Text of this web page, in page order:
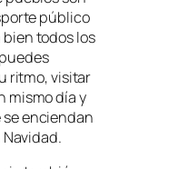
público
todos los
ritmo, visitar
mismo día y
enciendan
Navidad.